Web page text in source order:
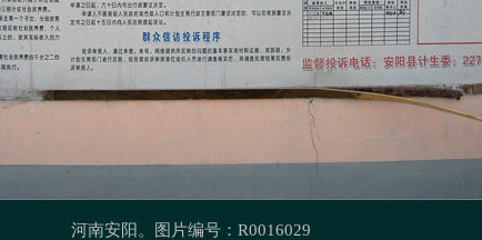
河南安阳。图片编号：R0016029